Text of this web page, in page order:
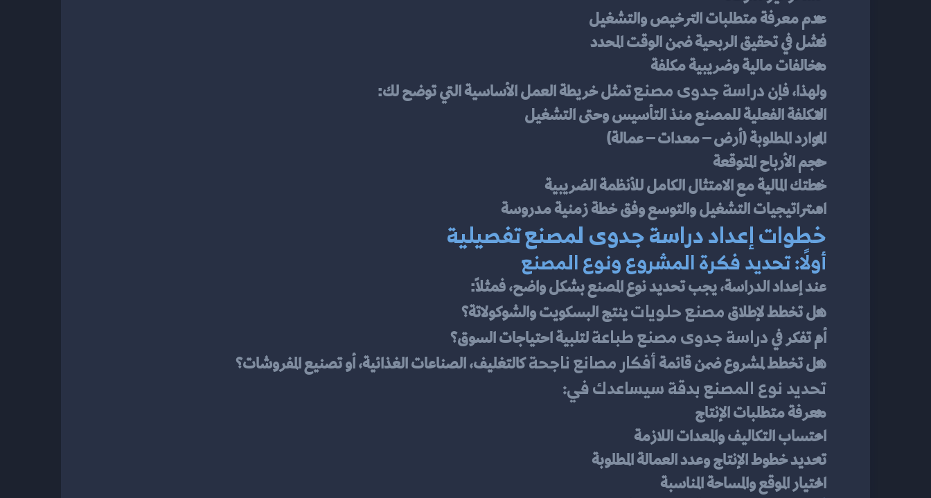
عدم معرفة متطلبات الترخيص والتشغيل
فشل في تحقيق الربحية ضمن الوقت المحدد
مخالفات مالية وضريبية مكلفة
ولهذا، فإن دراسة جدوى مصنع تمثل خريطة العمل الأساسية التي توضح لك:
التكلفة الفعلية للمصنع منذ التأسيس وحتى التشغيل
الموارد المطلوبة (أرض – معدات – عمالة)
حجم الأرباح المتوقعة
خطتك المالية مع الامتثال الكامل للأنظمة الضريبية
استراتيجيات التشغيل والتوسع وفق خطة زمنية مدروسة
خطوات إعداد دراسة جدوى لمصنع تفصيلية
أولًا: تحديد فكرة المشروع ونوع المصنع
عند إعداد الدراسة، يجب تحديد نوع المصنع بشكل واضح، فمثلاً:
هل تخطط لإطلاق مصنع حلويات ينتج البسكويت والشوكولاتة؟
أم تفكر في دراسة جدوى مصنع طباعة لتلبية احتياجات السوق؟
هل تخطط لمشروع ضمن قائمة أفكار مصانع ناجحة كالتغليف، الصناعات الغذائية، أو تصنيع المفروشات؟
تحديد نوع المصنع بدقة سيساعدك في:
معرفة متطلبات الإنتاج
احتساب التكاليف والمعدات اللازمة
تحديد خطوط الإنتاج وعدد العمالة المطلوبة
اختيار الموقع والمساحة المناسبة